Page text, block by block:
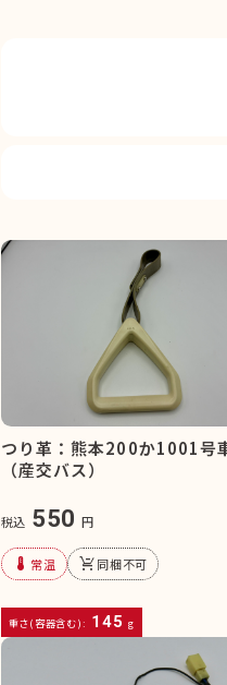
つり革：熊本200か1001号
（産交バス）
税込 550 円
device_thermostat 常温 remove_shopping_cart同梱不可
重さ(容器含む): 145 g